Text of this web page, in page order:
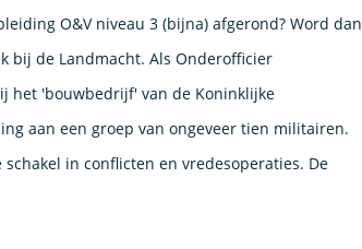
O&V niveau 3 (bijna) afgerond? Word dan
bij de Landmacht. Als Onderofficier
het 'bouwbedrijf' van de Koninklijke
aan een groep van ongeveer tien militairen.
schakel in conflicten en vredesoperaties. De